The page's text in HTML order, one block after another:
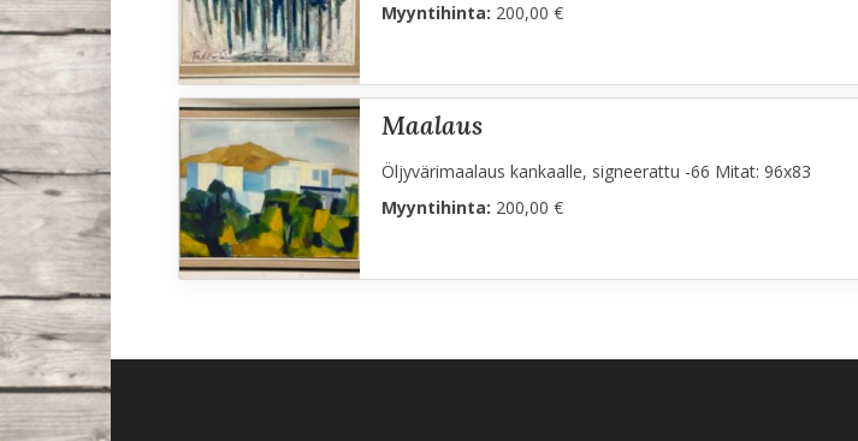
Myyntihinta: 200,00 €
maalaus
Öljyvärimaalaus kankaalle, signeerattu -66 Mitat: 96x83
Myyntihinta: 200,00 €